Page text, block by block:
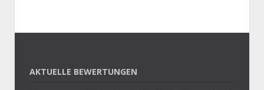
AKTUELLE BEWERTUNGEN